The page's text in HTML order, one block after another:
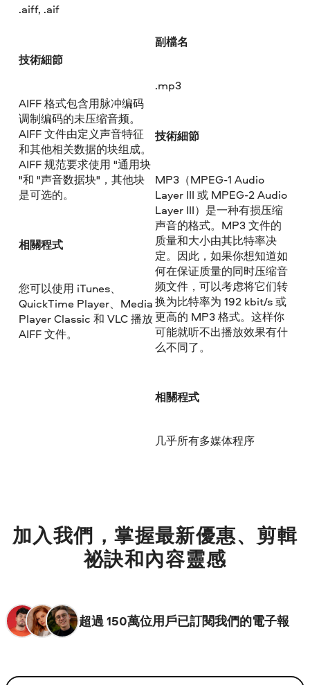
.aiff, .aif
技術細節
AIFF 格式包含用脉冲编码
调制编码的未压缩音频。
AIFF 文件由定义声音特征
和其他相关数据的块组成。
AIFF 规范要求使用 "通用块
"和 "声音数据块"，其他块
是可选的。
相關程式
您可以使用 iTunes、
QuickTime Player、Media
Player Classic 和 VLC 播放
AIFF 文件。
副檔名
.mp3
技術細節
MP3（MPEG-1 Audio
Layer III 或 MPEG-2 Audio
Layer III）是一种有损压缩
声音的格式。MP3 文件的
质量和大小由其比特率决
定。因此，如果你想知道如
何在保证质量的同时压缩音
频文件，可以考虑将它们转
换为比特率为 192 kbit/s 或
更高的 MP3 格式。这样你
可能就听不出播放效果有什
么不同了。
相關程式
几乎所有多媒体程序
加入我們，掌握最新優惠、剪輯
祕訣和內容靈感
超過 150萬位用戶已訂閱我們的電子報